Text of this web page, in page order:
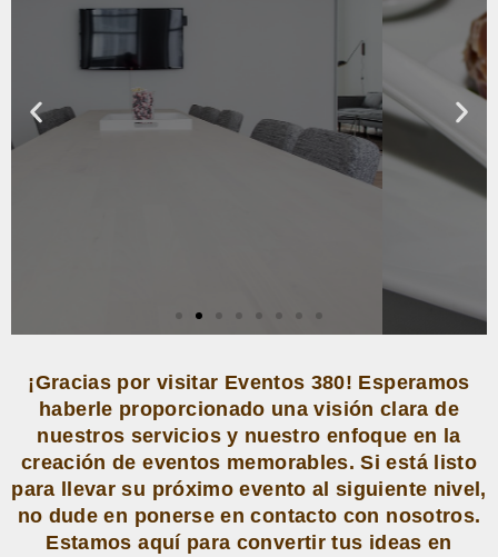
¡Gracias por visitar Eventos 380! Esperamos
haberle proporcionado una visión clara de
nuestros servicios y nuestro enfoque en la
creación de eventos memorables. Si está listo
para llevar su próximo evento al siguiente nivel,
no dude en ponerse en contacto con nosotros.
Estamos aquí para convertir tus ideas en